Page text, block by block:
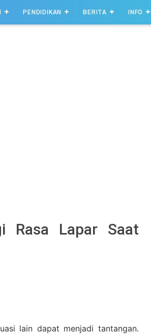
PENDIDIKAN BERITA INFO
Rasa Lapar Saat
lain dapat menjadi tantangan.